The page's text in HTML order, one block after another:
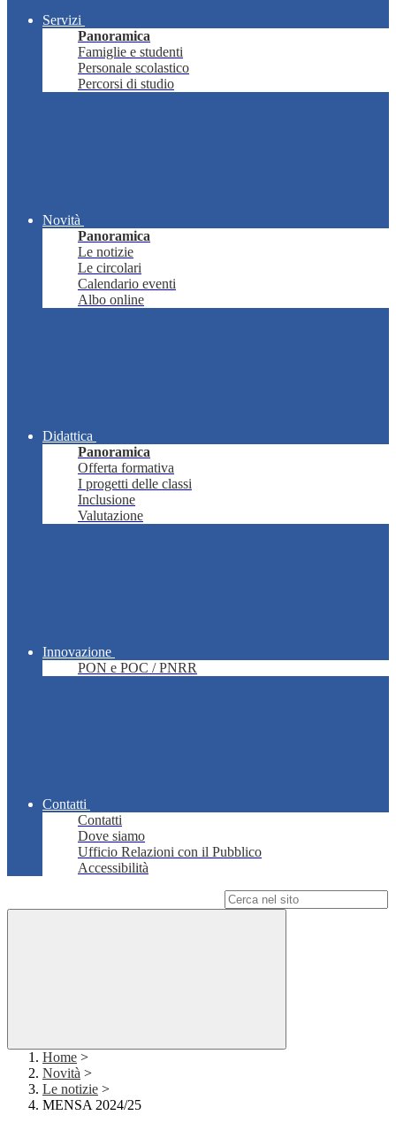
Servizi
Panoramica
Famiglie e studenti
Personale scolastico
Percorsi di studio
Novità
Panoramica
Le notizie
Le circolari
Calendario eventi
Albo online
Didattica
Panoramica
Offerta formativa
I progetti delle classi
Inclusione
Valutazione
Innovazione
PON e POC / PNRR
Contatti
Contatti
Dove siamo
Ufficio Relazioni con il Pubblico
Accessibilità
Home >
Novità >
Le notizie >
MENSA 2024/25